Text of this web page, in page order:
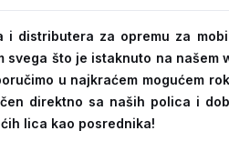
i distributera za opremu za
svega što je istaknuto na našem
u najkraćem mogućem
direktno sa naših polica i
lica kao posrednika!